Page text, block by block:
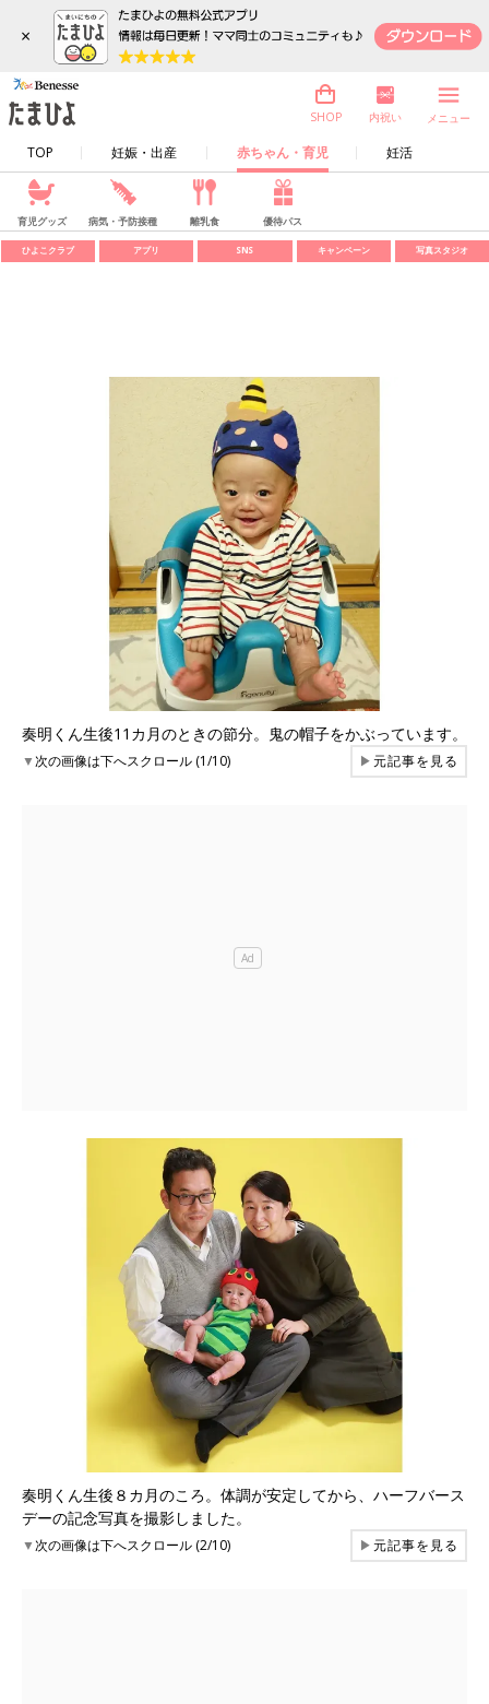
×
TOP 妊娠・出産 赤ちゃん・育児 妊活
SHOP 内祝い メニュー
育児グッズ 病気・予防接種 離乳食 優待パス
ひよこクラブ アプリ SNS キャンペーン 写真スタジオ
奏明くん生後11カ月のときの節分。鬼の帽子をかぶっています。
▼次の画像は下へスクロール (1/10) ▶元記事を見る
奏明くん生後８カ月のころ。体調が安定してから、ハーフバース
デーの記念写真を撮影しました。
▼次の画像は下へスクロール (2/10) ▶元記事を見る